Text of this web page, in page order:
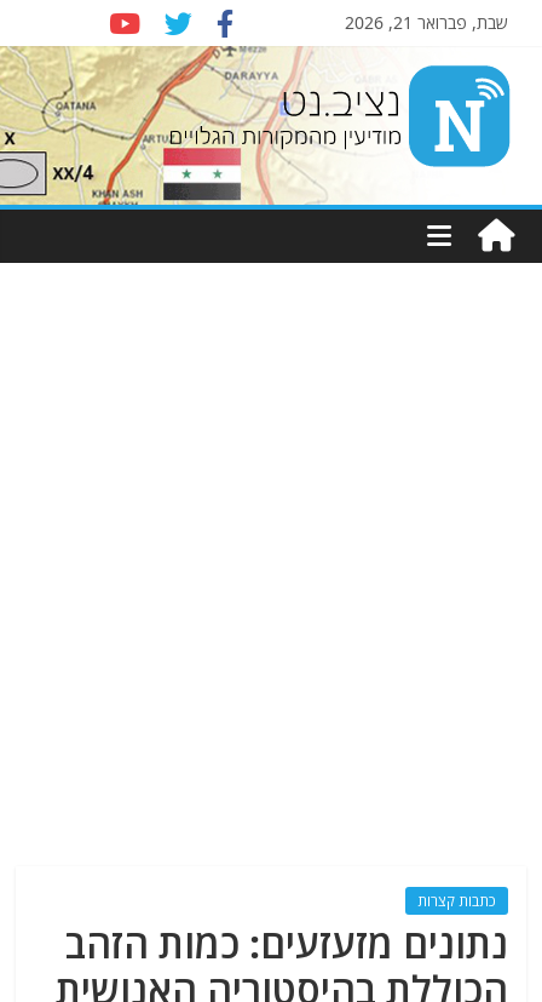
שבת, פברואר 21, 2026
Nziv.net
מודיעין
מהמקורות
כתבות קצרות
נתונים מזעזעים: כמות הזהב
הכוללת בהיסטוריה האנושית